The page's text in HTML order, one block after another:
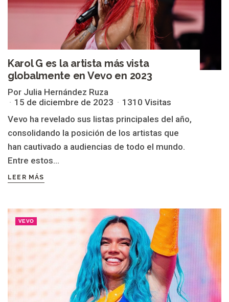
Karol G es la artista más vista
globalmente en Vevo en 2023
Por Julia Hernández Ruza
15 de diciembre de 2023
1310 Visitas
Vevo ha revelado sus listas principales del año,
consolidando la posición de los artistas que
han cautivado a audiencias de todo el mundo.
Entre estos...
LEER MÁS
VEVO